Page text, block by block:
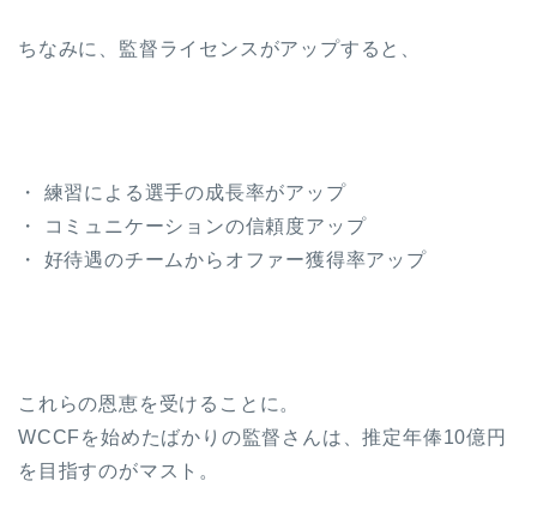
ちなみに、監督ライセンスがアップすると、
・ 練習による選手の成長率がアップ
・ コミュニケーションの信頼度アップ
・ 好待遇のチームからオファー獲得率アップ
これらの恩恵を受けることに。
WCCFを始めたばかりの監督さんは、推定年俸10億円
を目指すのがマスト。